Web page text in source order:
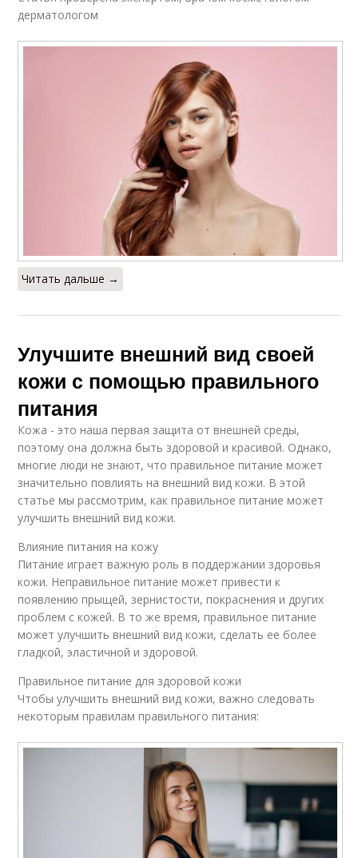
дерматологом
Читать дальше →
Улучшите внешний вид своей
кожи с помощью правильного
питания
Кожа - это наша первая защита от внешней среды,
поэтому она должна быть здоровой и красивой. Однако,
многие люди не знают, что правильное питание может
значительно повлиять на внешний вид кожи. В этой
статье мы рассмотрим, как правильное питание может
улучшить внешний вид кожи.
Влияние питания на кожу
Питание играет важную роль в поддержании здоровья
кожи. Неправильное питание может привести к
появлению прыщей, зернистости, покраснения и других
проблем с кожей. В то же время, правильное питание
может улучшить внешний вид кожи, сделать ее более
гладкой, эластичной и здоровой.
Правильное питание для здоровой кожи
Чтобы улучшить внешний вид кожи, важно следовать
некоторым правилам правильного питания: